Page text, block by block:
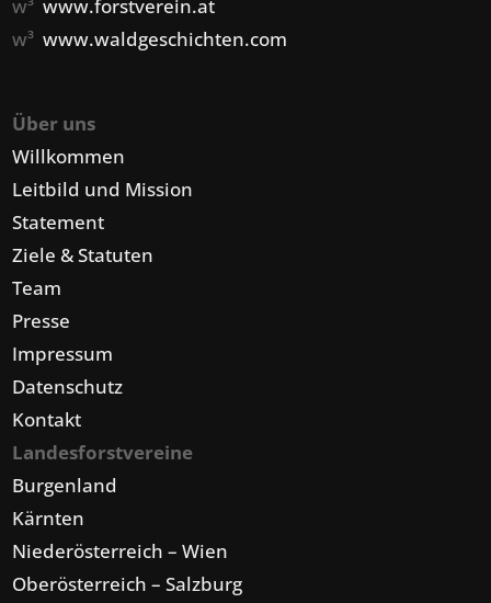
w³www.forstverein.at
w³www.waldgeschichten.com
Über uns
Willkommen
Leitbild und Mission
Statement
Ziele & Statuten
Team
Presse
Impressum
Datenschutz
Kontakt
Landesforstvereine
Burgenland
Kärnten
Niederösterreich – Wien
Oberösterreich – Salzburg